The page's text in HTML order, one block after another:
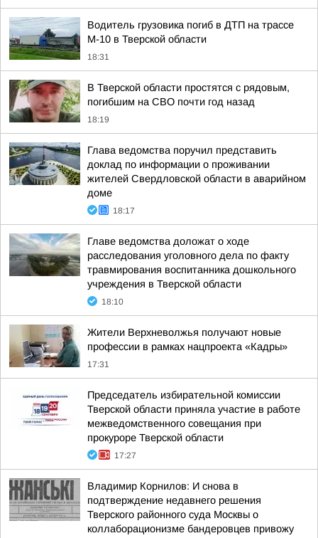
Водитель грузовика погиб в ДТП на трассе
М-10 в Тверской области
18:31
В Тверской области простятся с рядовым,
погибшим на СВО почти год назад
18:19
Глава ведомства поручил представить
доклад по информации о проживании
жителей Свердловской области в аварийном
доме
18:17
Главе ведомства доложат о ходе
расследования уголовного дела по факту
травмирования воспитанника дошкольного
учреждения в Тверской области
18:10
Жители Верхневолжья получают новые
профессии в рамках нацпроекта «Кадры»
17:31
Председатель избирательной комиссии
Тверской области приняла участие в работе
межведомственного совещания при
прокуроре Тверской области
17:27
Владимир Корнилов: И снова в
подтверждение недавнего решения
Тверского районного суда Москвы о
коллаборационизме бандеровцев привожу